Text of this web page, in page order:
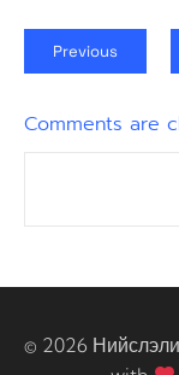
Previous
Comments are
© 2026